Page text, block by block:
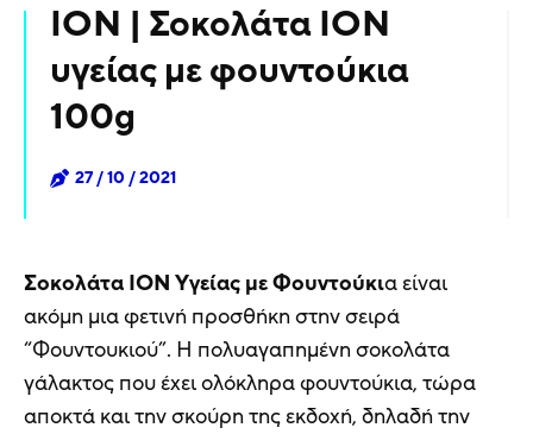
ΙΟΝ | Σοκολάτα ΙΟΝ
υγείας με φουντούκια
100g
27 / 10 / 2021
Σοκολάτα ΙΟΝ Yγείας με Φουντούκια είναι
ακόμη μια φετινή προσθήκη στην σειρά
“Φουντουκιού”. Η πολυαγαπημένη σοκολάτα
γάλακτος που έχει ολόκληρα φουντούκια, τώρα
αποκτά και την σκούρη της εκδοχή, δηλαδή την